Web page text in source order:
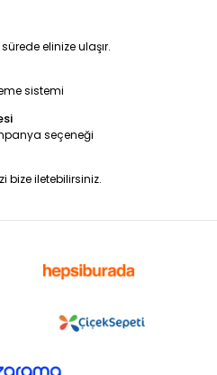
elinize ulaşır.
sistemi
seçeneği
bize iletebilirsiniz.